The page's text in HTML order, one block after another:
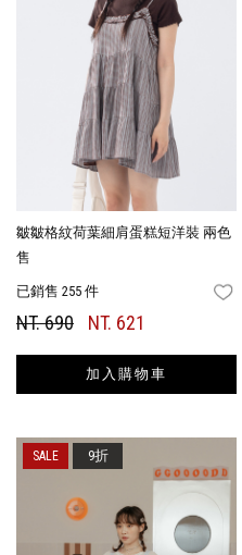
皺皺格紋荷葉細肩蛋糕短洋裝 兩色
售
已銷售 255 件
NT. 690 NT. 621
加入購物車
9折